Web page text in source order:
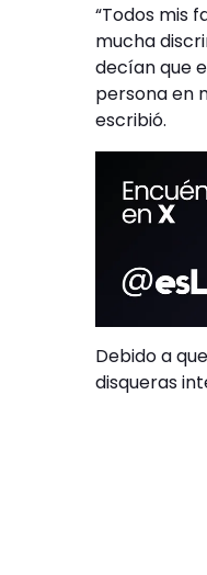
“Todos mis
mucha
decían que
persona en
escribió.
Debido a
disqueras